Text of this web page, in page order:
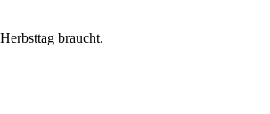
braucht.